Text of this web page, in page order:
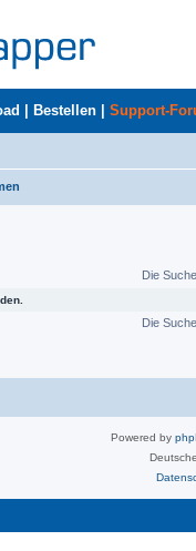
Bestellen Support-
Die
Die
Powered by